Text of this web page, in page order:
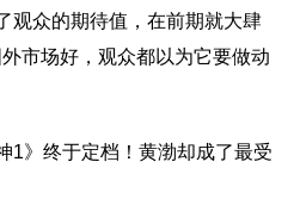
观众的期待值，在前期就大肆
市场好，观众都以为它要做动